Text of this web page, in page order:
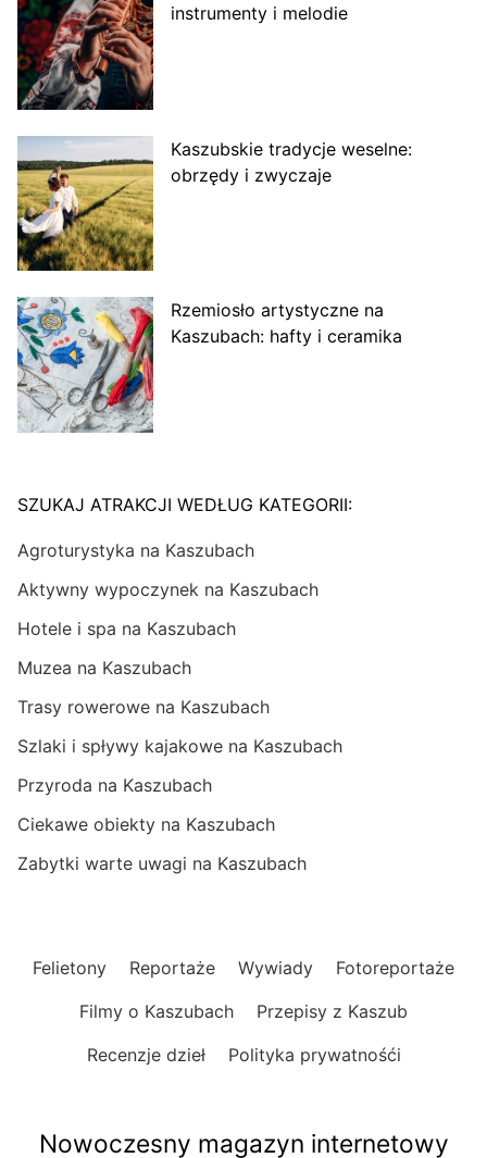
instrumenty i melodie
Kaszubskie tradycje weselne:
obrzędy i zwyczaje
Rzemiosło artystyczne na
Kaszubach: hafty i ceramika
SZUKAJ ATRAKCJI WEDŁUG KATEGORII:
Agroturystyka na Kaszubach
Aktywny wypoczynek na Kaszubach
Hotele i spa na Kaszubach
Muzea na Kaszubach
Trasy rowerowe na Kaszubach
Szlaki i spływy kajakowe na Kaszubach
Przyroda na Kaszubach
Ciekawe obiekty na Kaszubach
Zabytki warte uwagi na Kaszubach
Felietony Reportaże Wywiady
Fotoreportaże
Filmy o Kaszubach
Przepisy z Kaszub
Recenzje dzieł
Polityka prywatnośći
Nowoczesny magazyn internetowy